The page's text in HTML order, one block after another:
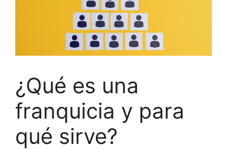
¿Qué es una
franquicia y para
qué sirve?